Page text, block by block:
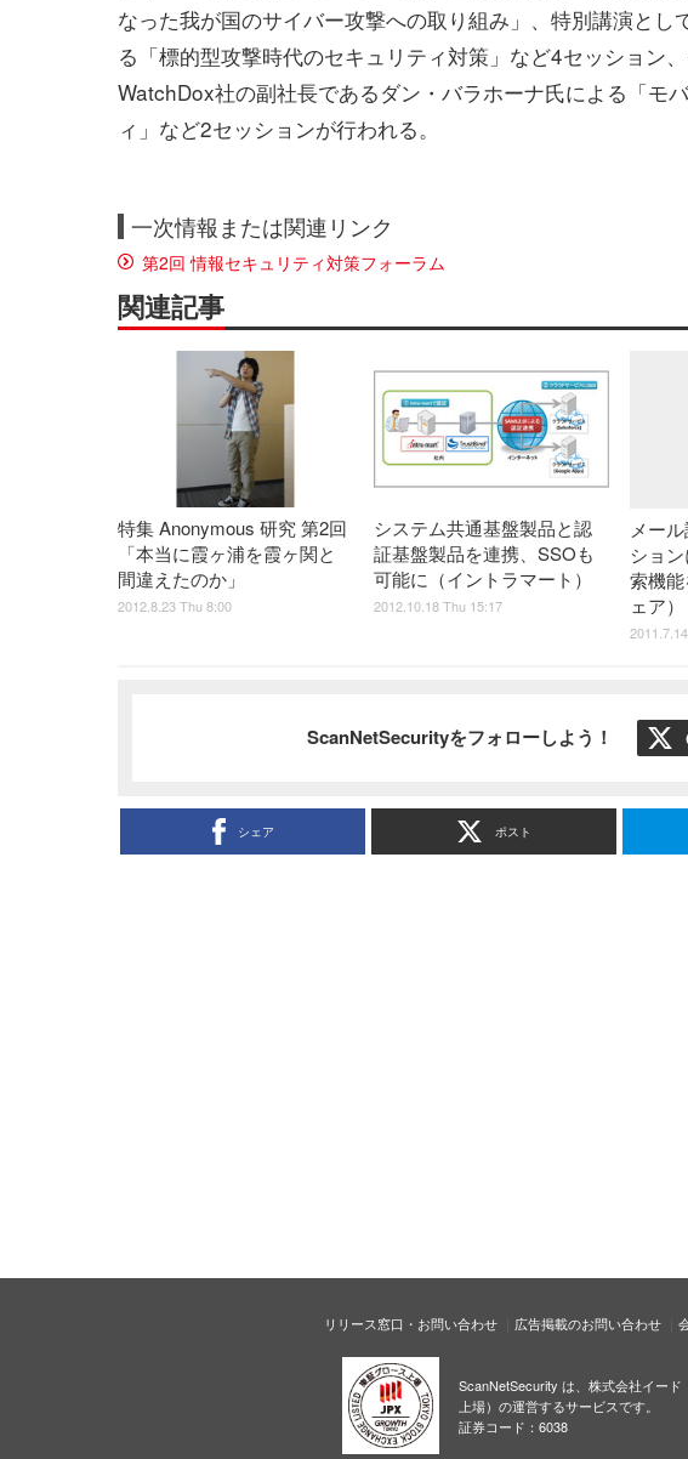
なった我が国のサイバー攻撃への取り組み」、特別講演とし
る「標的型攻撃時代のセキュリティ対策」など4セッション
WatchDox社の副社長であるダン・バラホーナ氏による「モ
ィ」など2セッションが行われる。
一次情報または関連リンク
第2回 情報セキュリティ対策フォーラム
関連記事
特集 Anonymous 研究 第2回
「本当に霞ヶ浦を霞ヶ関と
間違えたのか」
2012.8.23 Thu 8:00
システム共通基盤製品と認
証基盤製品を連携、SSOも
可能に（イントラマート）
2012.10.18 Thu 15:17
メー
ショ
索機
ェア）
ScanNetSecurityをフォローしよう！
シェア ポスト
リリース窓口・お問い合わせ 広告掲載のお問い合わせ
ScanNetSecurity は、株式会社イード
上場）の運営するサービスです。
証券コード：6038